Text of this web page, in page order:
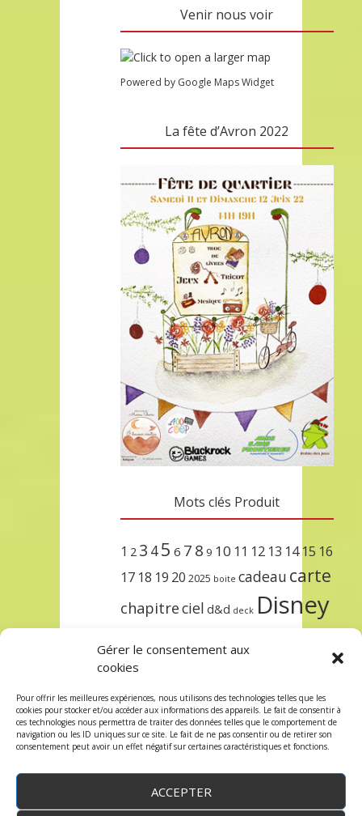
Gérer le consentement aux
cookies
Pour offrir les meilleures expériences, nous utilisons des technologies telles que les
cookies pour stocker et/ou accéder aux informations des appareils. Le fait de consentir à
ces technologies nous permettra de traiter des données telles que le comportement de
navigation ou les ID uniques sur ce site. Le fait de ne pas consentir ou de retirer son
consentement peut avoir un effet négatif sur certaines caractéristiques et fonctions.
ACCEPTER
Venir nous voir
Powered by Google Maps Widget
La fête d’Avron 2022
Mots clés Produit
1 2 3 45 6 7 8 9 10 11 12 13 14 15 16
17 18 19 20 2025 boite cadeau carte
chapitreciel d&d deck Disney
lorcana
protègeprécommandesetsleeve
terre trois unlockursula étincelant